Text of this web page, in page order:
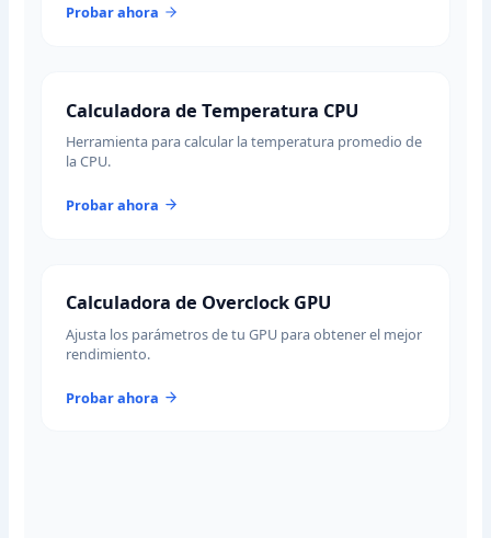
Probar ahora
Calculadora de Temperatura CPU
Herramienta para calcular la temperatura promedio de
la CPU.
Probar ahora
Calculadora de Overclock GPU
Ajusta los parámetros de tu GPU para obtener el mejor
rendimiento.
Probar ahora